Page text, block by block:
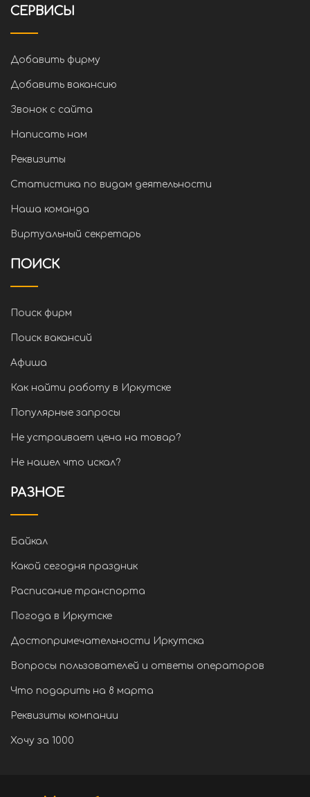
СЕРВИСЫ
Добавить фирму
Добавить вакансию
Звонок с сайта
Написать нам
Реквизиты
Статистика по видам деятельности
Наша команда
Виртуальный секретарь
ПОИСК
Поиск фирм
Поиск вакансий
Афиша
Как найти работу в Иркутске
Популярные запросы
Не устраивает цена на товар?
Не нашел что искал?
РАЗНОЕ
Байкал
Какой сегодня праздник
Расписание транспорта
Погода в Иркутске
Достопримечательности Иркутска
Вопросы пользователей и ответы операторов
Что подарить на 8 марта
Реквизиты компании
Хочу за 1000